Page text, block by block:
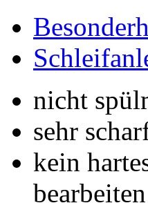
nicht
sehr
kein
bearbeiten